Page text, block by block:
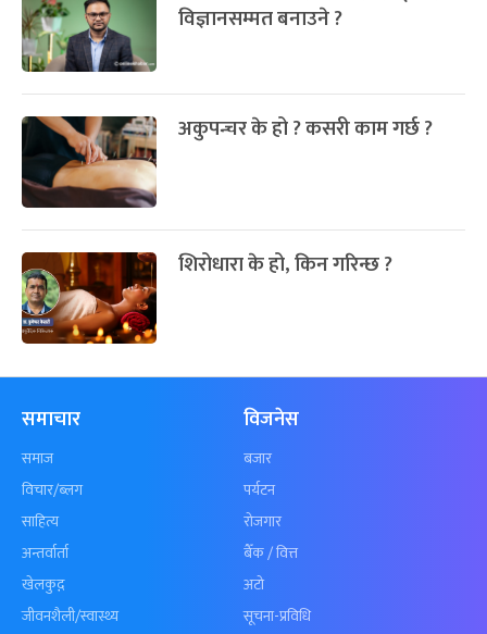
विज्ञानसम्मत बनाउने ?
अकुपन्चर के हो ? कसरी काम गर्छ ?
शिरोधारा के हो, किन गरिन्छ ?
समाचार
समाज
विचार/ब्लग
साहित्य
अन्तर्वार्ता
खेलकुद़़
जीवनशैली/स्वास्थ्य
विजनेस
बजार
पर्यटन
रोजगार
बैँक / वित्त
अटो
सूचना-प्रविधि